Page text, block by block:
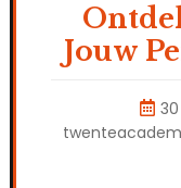
Jouw